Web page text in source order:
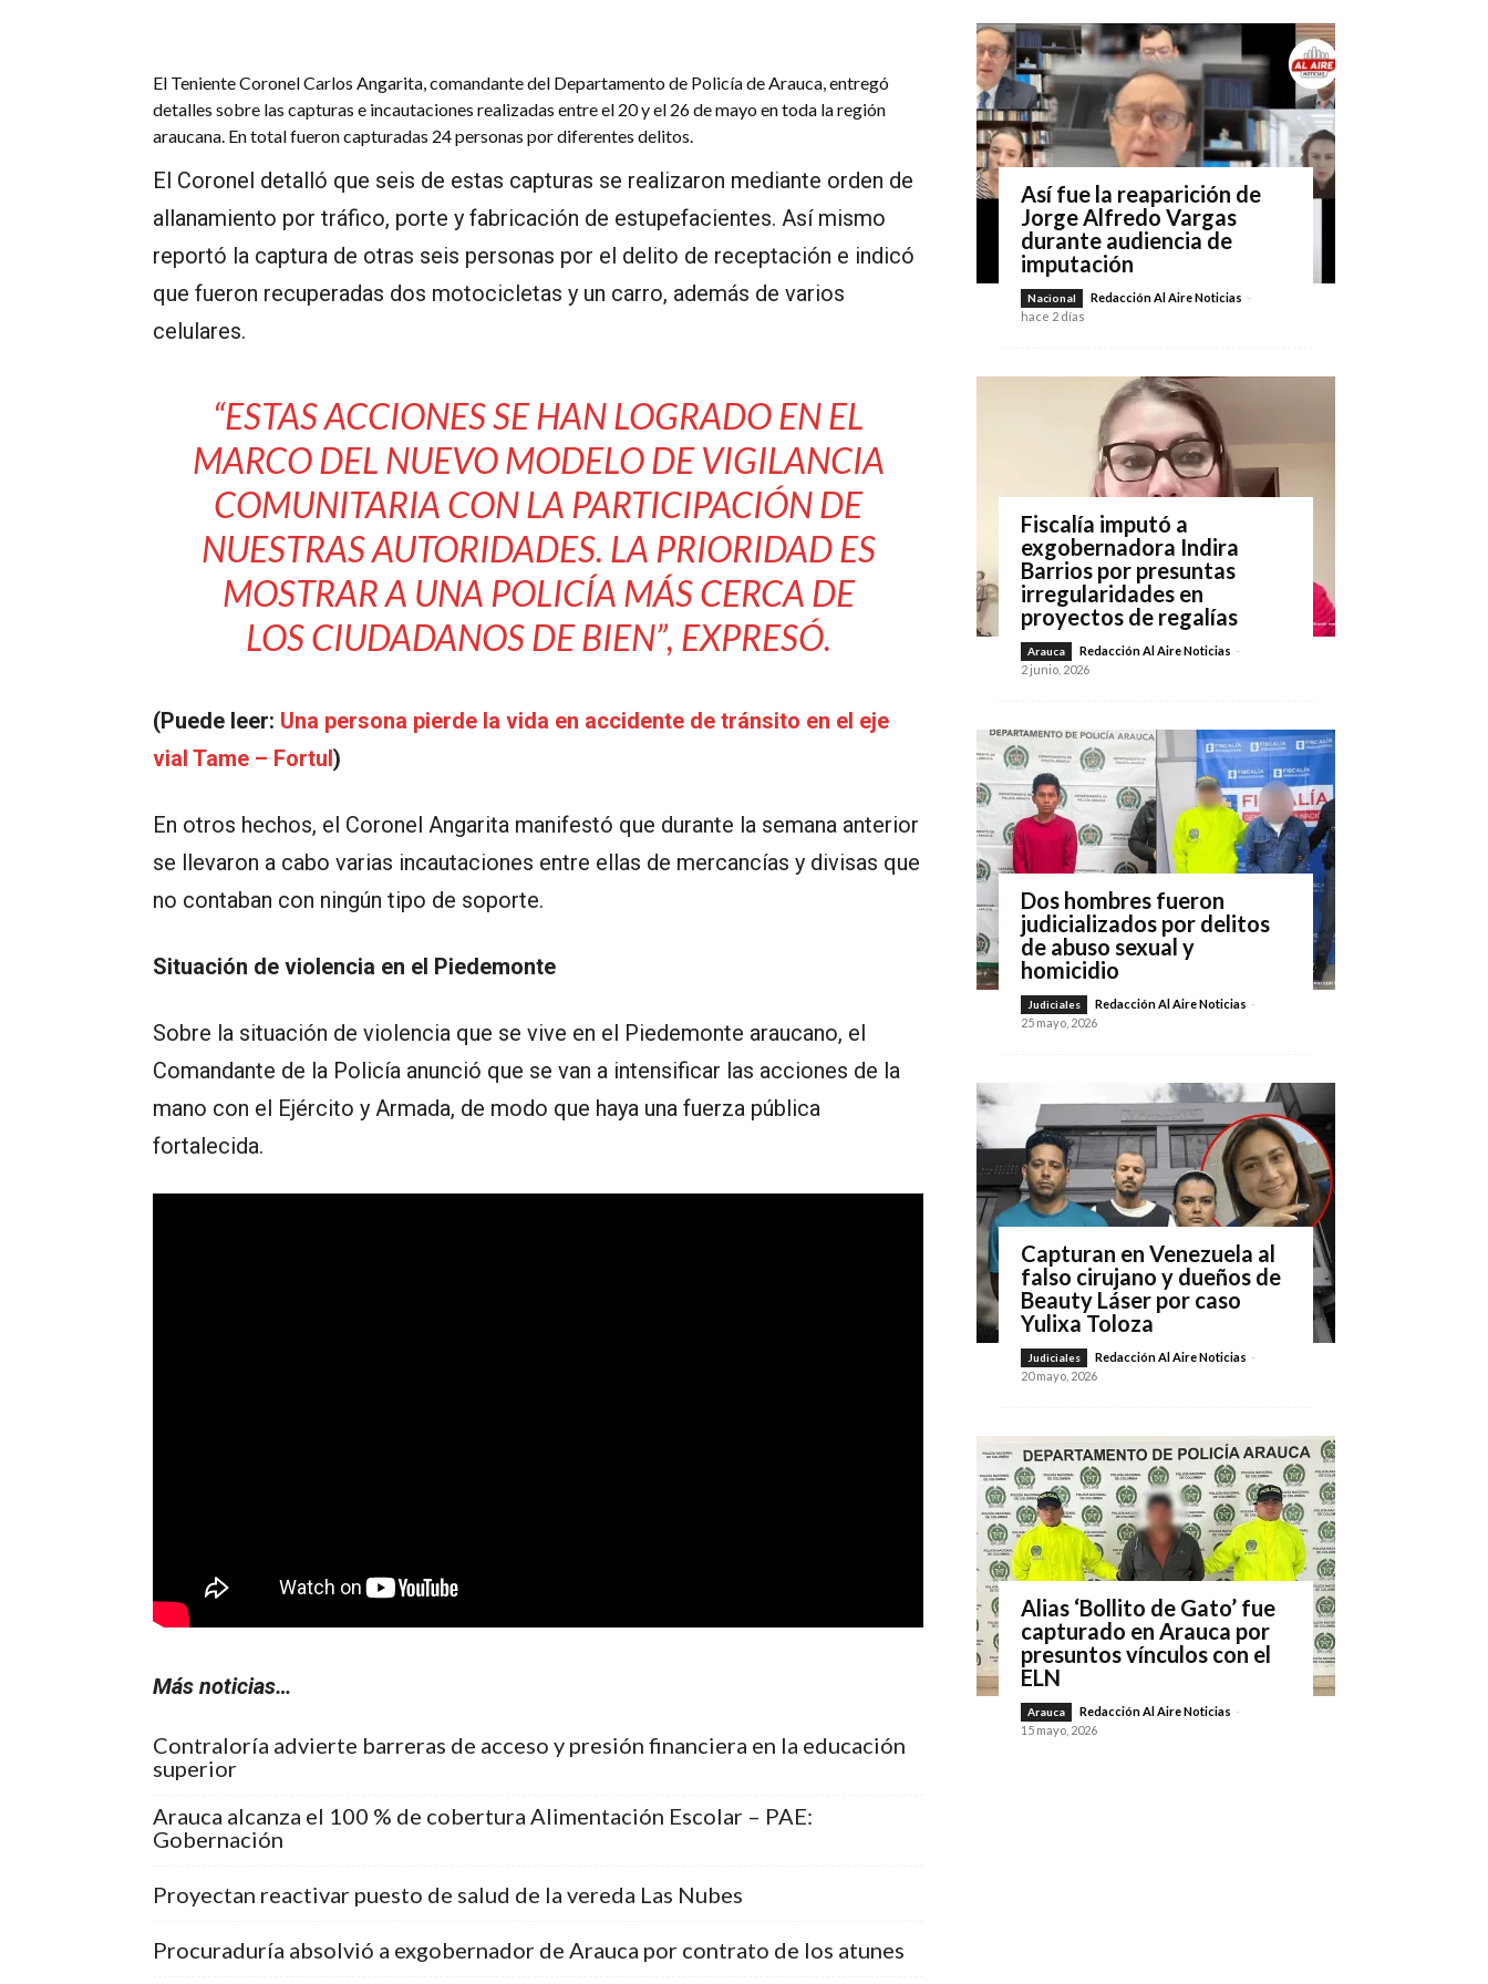
El Teniente Coronel Carlos Angarita, comandante del Departamento de Policía de Arauca, entregó
detalles sobre las capturas e incautaciones realizadas entre el 20 y el 26 de mayo en toda la región
araucana. En total fueron capturadas 24 personas por diferentes delitos.
El Coronel detalló que seis de estas capturas se realizaron mediante orden de
allanamiento por tráfico, porte y fabricación de estupefacientes. Así mismo
reportó la captura de otras seis personas por el delito de receptación e indicó
que fueron recuperadas dos motocicletas y un carro, además de varios
celulares.
“ESTAS ACCIONES SE HAN LOGRADO EN EL
MARCO DEL NUEVO MODELO DE VIGILANCIA
COMUNITARIA CON LA PARTICIPACIÓN DE
NUESTRAS AUTORIDADES. LA PRIORIDAD ES
MOSTRAR A UNA POLICÍA MÁS CERCA DE
LOS CIUDADANOS DE BIEN”, EXPRESÓ.
(Puede leer: Una persona pierde la vida en accidente de tránsito en el eje
vial Tame – Fortul)
En otros hechos, el Coronel Angarita manifestó que durante la semana anterior
se llevaron a cabo varias incautaciones entre ellas de mercancías y divisas que
no contaban con ningún tipo de soporte.
Situación de violencia en el Piedemonte
Sobre la situación de violencia que se vive en el Piedemonte araucano, el
Comandante de la Policía anunció que se van a intensificar las acciones de la
mano con el Ejército y Armada, de modo que haya una fuerza pública
fortalecida.
Más noticias…
Contraloría advierte barreras de acceso y presión financiera en la educación
superior
Arauca alcanza el 100 % de cobertura Alimentación Escolar – PAE:
Gobernación
Proyectan reactivar puesto de salud de la vereda Las Nubes
Procuraduría absolvió a exgobernador de Arauca por contrato de los atunes
Así fue la reaparición de
Jorge Alfredo Vargas
durante audiencia de
imputación
Nacional Redacción Al Aire Noticias -
hace 2 días
Fiscalía imputó a
exgobernadora Indira
Barrios por presuntas
irregularidades en
proyectos de regalías
Arauca Redacción Al Aire Noticias -
2 junio, 2026
Dos hombres fueron
judicializados por delitos
de abuso sexual y
homicidio
Judiciales Redacción Al Aire Noticias -
25 mayo, 2026
Capturan en Venezuela al
falso cirujano y dueños de
Beauty Láser por caso
Yulixa Toloza
Judiciales Redacción Al Aire Noticias -
20 mayo, 2026
Alias ‘Bollito de Gato’ fue
capturado en Arauca por
presuntos vínculos con el
ELN
Arauca Redacción Al Aire Noticias -
15 mayo, 2026